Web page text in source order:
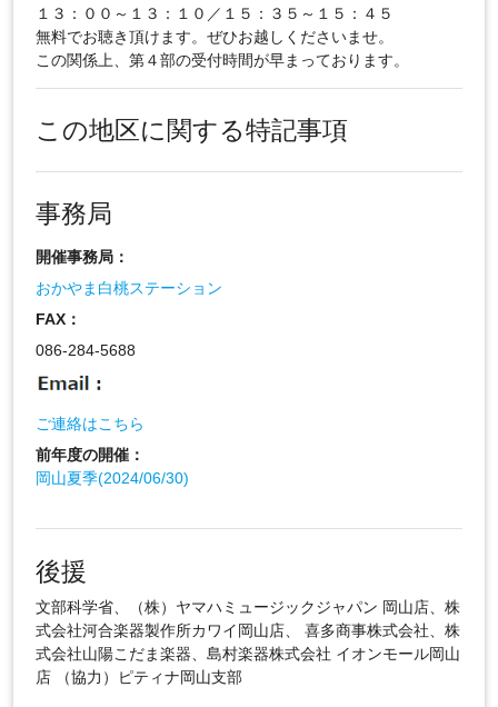
１３：００～１３：１０／１５：３５～１５：４５
無料でお聴き頂けます。ぜひお越しくださいませ。
この関係上、第４部の受付時間が早まっております。
この地区に関する特記事項
事務局
開催事務局：
おかやま白桃ステーション
FAX：
086-284-5688
ご連絡はこちら
前年度の開催：
岡山夏季(2024/06/30)
後援
文部科学省、（株）ヤマハミュージックジャパン 岡山店、株
式会社河合楽器製作所カワイ岡山店、 喜多商事株式会社、株
式会社山陽こだま楽器、島村楽器株式会社 イオンモール岡山
店 （協力）ピティナ岡山支部